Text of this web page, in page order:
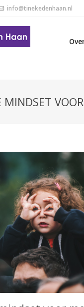
info@tinekedenhaan.nl
MINDSET